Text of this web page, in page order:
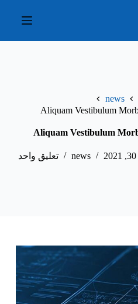
news
Aliquam Vestibulum
Aliquam Vestibulum
news تعليق واحد